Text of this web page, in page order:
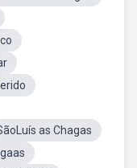
as Chagas